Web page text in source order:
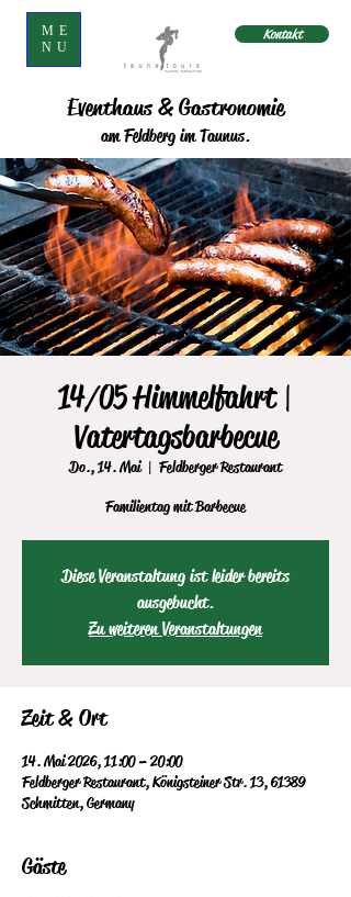
ME
NU
Kontakt
Eventhaus & Gastronomie
am Feldberg im Taunus.
14/05 Himmelfahrt |
Vatertagsbarbecue
Do., 14. Mai
  |
Feldberger Restaurant
Familientag mit Barbecue
Diese Veranstaltung ist leider bereits
ausgebucht.
Zu weiteren Veranstaltungen
Zeit & Ort
14. Mai 2026, 11:00 – 20:00
Feldberger Restaurant, Königsteiner Str. 13, 61389
Schmitten, Germany
Gäste